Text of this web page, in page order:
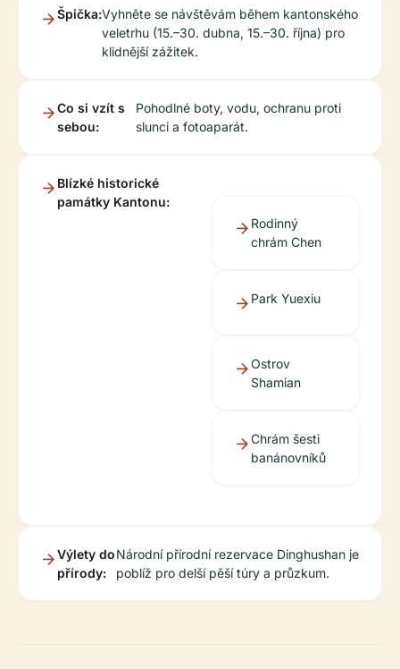
Špička:Vyhněte se návštěvám během kantonského
veletrhu (15.–30. dubna, 15.–30. října) pro
klidnější zážitek.
Co si vzít s
sebou:
Pohodlné boty, vodu, ochranu proti
slunci a fotoaparát.
Blízké historické
památky Kantonu:
Rodinný
chrám Chen
Park Yuexiu
Ostrov
Shamian
Chrám šesti
banánovníků
Výlety do
přírody:
Národní přírodní rezervace Dinghushan je
poblíž pro delší pěší túry a průzkum.